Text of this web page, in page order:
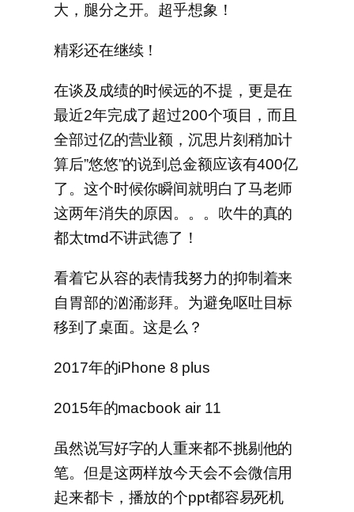
大，腿分之开。超乎想象！
精彩还在继续！
在谈及成绩的时候远的不提，更是在
最近2年完成了超过200个项目，而且
全部过亿的营业额，沉思片刻稍加计
算后”悠悠”的说到总金额应该有400亿
了。这个时候你瞬间就明白了马老师
这两年消失的原因。。。吹牛的真的
都太tmd不讲武德了！
看着它从容的表情我努力的抑制着来
自胃部的汹涌澎拜。为避免呕吐目标
移到了桌面。这是么？
2017年的iPhone 8 plus
2015年的macbook air 11
虽然说写好字的人重来都不挑剔他的
笔。但是这两样放今天会不会微信用
起来都卡，播放的个ppt都容易死机